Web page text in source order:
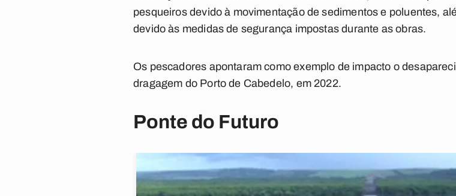
pesqueiros devido à movimentação de sedimentos e poluentes,
devido às medidas de segurança impostas durante as obras.
Os pescadores apontaram como exemplo de impacto o
dragagem do Porto de Cabedelo, em 2022.
Ponte do Futuro